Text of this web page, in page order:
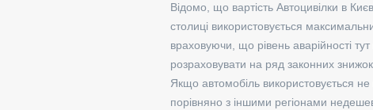
Відомо, що вартість Автоцивілки в
столиці використовується
враховуючи, що рівень аварійності
розраховувати на ряд законних
Якщо автомобіль використовується
порівняно з іншими регіонами